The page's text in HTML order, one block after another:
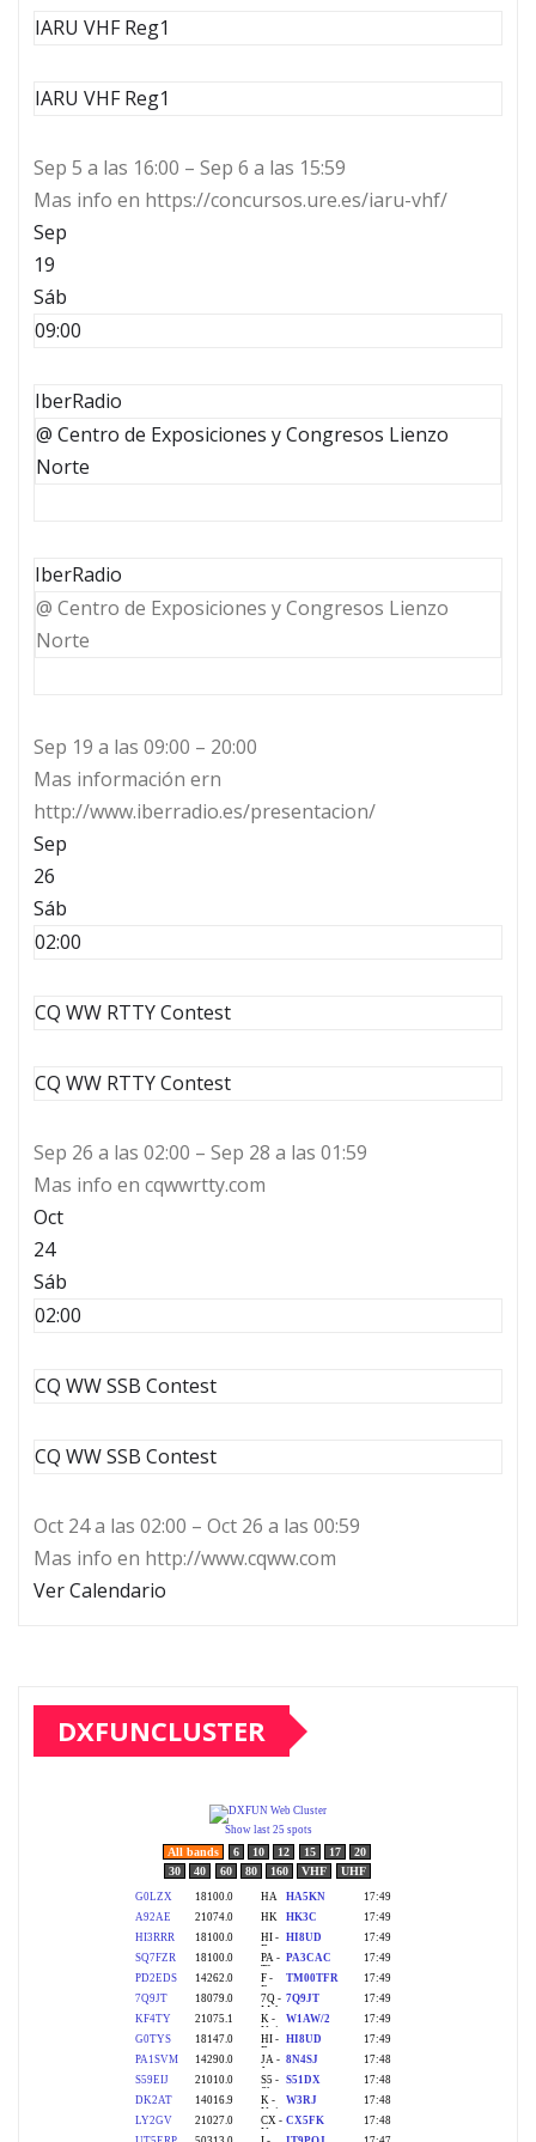
IARU VHF Reg1
IARU VHF Reg1
Sep 5 a las 16:00 – Sep 6 a las 15:59
Mas info en https://concursos.ure.es/iaru-vhf/
Sep
19
Sáb
09:00
IberRadio
@ Centro de Exposiciones y Congresos Lienzo
Norte
IberRadio
@ Centro de Exposiciones y Congresos Lienzo
Norte
Sep 19 a las 09:00 – 20:00
Mas información ern
http://www.iberradio.es/presentacion/
Sep
26
Sáb
02:00
CQ WW RTTY Contest
CQ WW RTTY Contest
Sep 26 a las 02:00 – Sep 28 a las 01:59
Mas info en cqwwrtty.com
Oct
24
Sáb
02:00
CQ WW SSB Contest
CQ WW SSB Contest
Oct 24 a las 02:00 – Oct 26 a las 00:59
Mas info en http://www.cqww.com
Ver Calendario
DXFUNCLUSTER